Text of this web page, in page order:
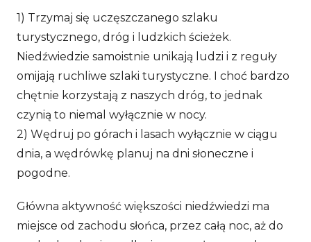
1) Trzymaj się uczęszczanego szlaku
turystycznego, dróg i ludzkich ścieżek.
Niedźwiedzie samoistnie unikają ludzi i z reguły
omijają ruchliwe szlaki turystyczne. I choć bardzo
chętnie korzystają z naszych dróg, to jednak
czynią to niemal wyłącznie w nocy.
2) Wędruj po górach i lasach wyłącznie w ciągu
dnia, a wędrówkę planuj na dni słoneczne i
pogodne.
Główna aktywność większości niedźwiedzi ma
miejsce od zachodu słońca, przez całą noc, aż do